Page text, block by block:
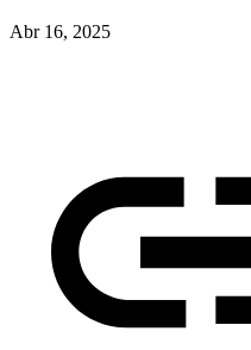
Abr 16, 2025